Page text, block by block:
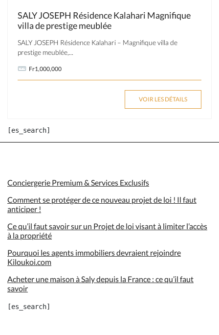
SALY JOSEPH Résidence Kalahari Magnifique
villa de prestige meublée
SALY JOSEPH Résidence Kalahari – Magnifique villa de
prestige meublée,...
Fr1,000,000
VOIR LES DÉTAILS
Conciergerie Premium & Services Exclusifs
Comment se protéger de ce nouveau projet de loi ! Il faut
anticiper !
Ce qu’il faut savoir sur un Projet de loi visant à limiter l’accès
à la propriété
Pourquoi les agents immobiliers devraient rejoindre
Kiloukoi.com
Acheter une maison à Saly depuis la France : ce qu’il faut
savoir